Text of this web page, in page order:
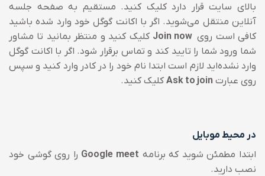
بالای سایت قرار دارد کلیک کنید. مستقیم به صفحه جلسه
آنلاین منتقل می‌شوید. اگر با اکانت گوگل خود وارد شده باشید
کافی است روی Join now کلیک کنید و منتظر بمانید تا مشاور
شما ورود شما را تایید کند و تماس برقرار شود. اگر با اکانت گوگل
وارد نشده‌اید لازم است ابتدا نام خود را در کادر وارد کنید و سپس
روی عبارت Ask to join کلیک کنید.
در محیط موبایل
ابتدا مطمئن شوید که برنامه Google meet را روی گوشی خود
نصب دارید.